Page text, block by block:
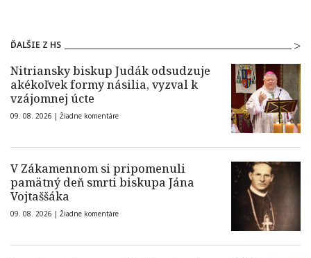
ĎALŠIE Z HS
Nitriansky biskup Judák odsudzuje
akékoľvek formy násilia, vyzval k
vzájomnej úcte
09. 08. 2026 | Žiadne komentáre
V Zákamennom si pripomenuli
pamätný deň smrti biskupa Jána
Vojtaššáka
09. 08. 2026 | Žiadne komentáre